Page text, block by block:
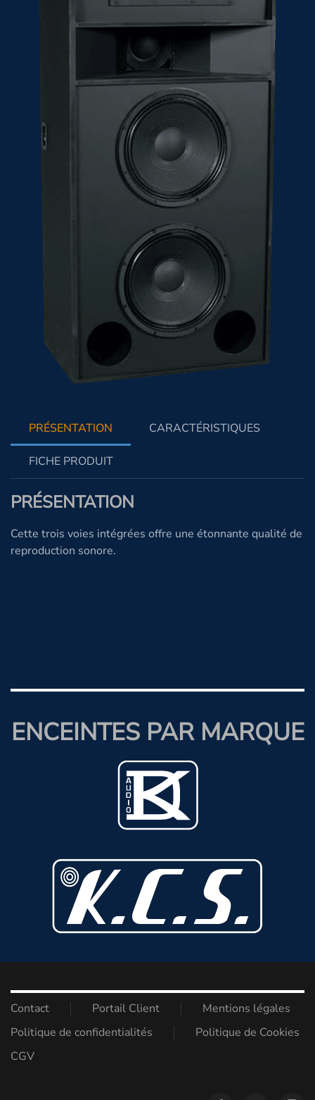
PRÉSENTATION CARACTÉRISTIQUES
FICHE PRODUIT
PRÉSENTATION
Cette trois voies intégrées offre une étonnante qualité de
reproduction sonore.
ENCEINTES PAR MARQUE
Contact Portail Client
Mentions légales
Politique de confidentialités
Politique de Cookies
CGV